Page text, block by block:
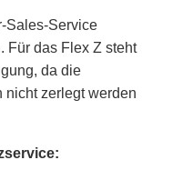
Sales-Service
Für das Flex Z steht
da die
nicht zerlegt werden